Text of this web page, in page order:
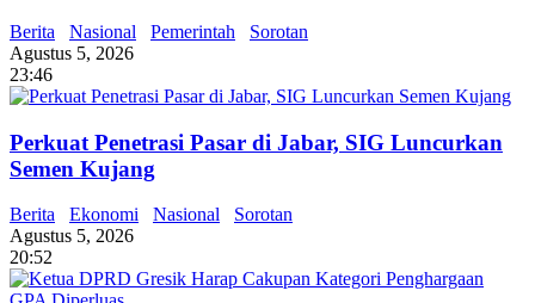
Berita Nasional Pemerintah
Sorotan
Agustus 5, 2026
23:46
Perkuat Penetrasi Pasar di Jabar, SIG Luncurkan
Semen Kujang
Berita Ekonomi Nasional
Sorotan
Agustus 5, 2026
20:52